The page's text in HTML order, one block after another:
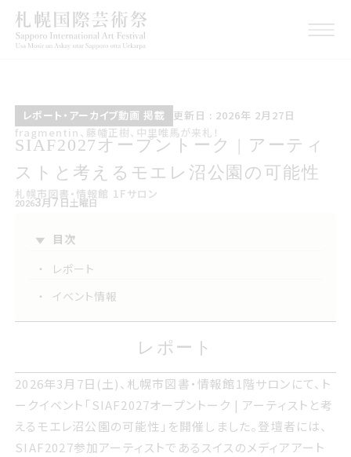
レポートアーカイブ動画 掲載
レポート・アーカイブ動画 掲載
こうしんび 2026年 にが
つ27日
更新日 : 2026年 2月27日
fragmentin 藤幡正樹 中里唯馬が来札
fragmentin、藤幡正樹、中里唯馬が来札！
サイアフ2027オープントーク アーテ
ィストと考えるモエレ沼公園の可能
性
SIAF2027オープントーク | アーティ
ストと考えるモエレ沼公園の可能性
札幌市図書情報館 1Fサロン
札幌市図書・情報館 1Fサロン
2026年3月7日 土曜日
20263月 7 日 土曜日
目次
・
レポート
・
イベント情報
レポート
レポート
2026年さんがつ7日どようび 札幌市図書情報館1階サロン
にて トークイベントサイアフ2027オープントーク アーティ
ストと考えるモエレ沼公園の可能性を開催しました 登壇者
には サイアフ2027参加アーティストであるスイスのメディア
2026年3月7日(土)、札幌市図書・情報館1階サロンにて、ト
ークイベント「SIAF2027オープントーク | アーティストと考
えるモエレ沼公園の可能性」を開催しました。登壇者には、
SIAF2027参加アーティストであるスイスのメディアアート